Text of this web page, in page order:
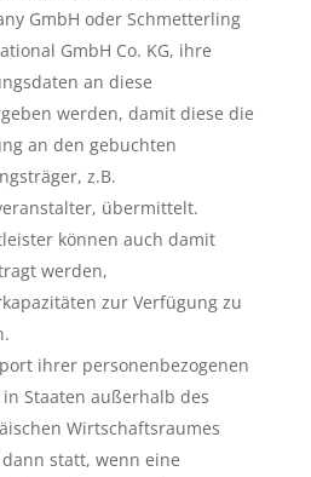
GmbH oder Schmetterling
GmbH Co. KG, ihre
an diese
werden, damit diese die
an den gebuchten
z.B.
übermittelt.
können auch damit
werden,
zur Verfügung zu
ihrer personenbezogenen
in Staaten außerhalb des
Wirtschaftsraumes
statt, wenn eine